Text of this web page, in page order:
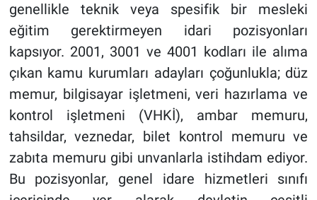
genellikle teknik veya spesifik bir mesleki
eğitim gerektirmeyen idari pozisyonları
kapsıyor. 2001, 3001 ve 4001 kodları ile alıma
çıkan kamu kurumları adayları çoğunlukla; düz
memur, bilgisayar işletmeni, veri hazırlama ve
kontrol işletmeni (VHKİ), ambar memuru,
tahsildar, veznedar, bilet kontrol memuru ve
zabıta memuru gibi unvanlarla istihdam ediyor.
Bu pozisyonlar, genel idare hizmetleri sınıfı